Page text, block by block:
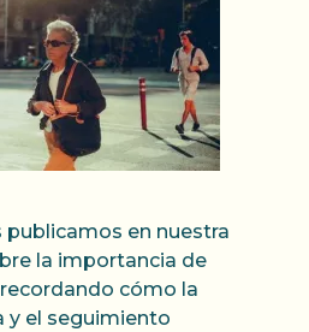
publicamos en nuestra
la importancia de
cómo la
y el seguimiento